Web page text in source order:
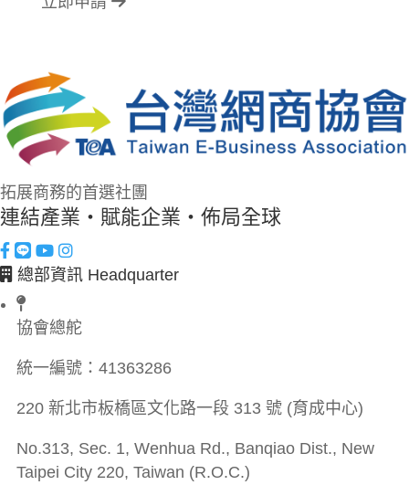
拓展商務的首選社團
連結產業・賦能企業・佈局全球
總部資訊 Headquarter
協會總舵
統一編號： 41363286
220 新北市板橋區文化路一段 313 號 (育成中心)
No.313, Sec. 1, Wenhua Rd., Banqiao Dist., New
Taipei City 220, Taiwan (R.O.C.)